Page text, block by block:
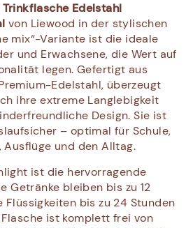
Edelstahl
von Liewood in der stylischen
mix“-Variante ist die ideale
und Erwachsene, die Wert auf
legen. Gefertigt aus
Edelstahl, überzeugt
ihre extreme Langlebigkeit
Design. Sie ist
– optimal für Schule,
Ausflüge und den Alltag.
ist die hervorragende
Getränke bleiben bis zu 12
Flüssigkeiten bis zu 24 Stunden
ist komplett frei von